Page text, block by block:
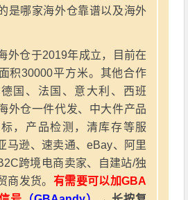
是哪家海外仓靠谱以及海外
外仓于2019年成立，目前在
积30000平方米。其他合作
国、法国、意大利、西班
外仓一件代发、中大件产品
，产品检测，清库存等服
马逊、速卖通、eBay、阿里
跨境电商卖家、自建站/独
商发货。 有需要可以加GBA